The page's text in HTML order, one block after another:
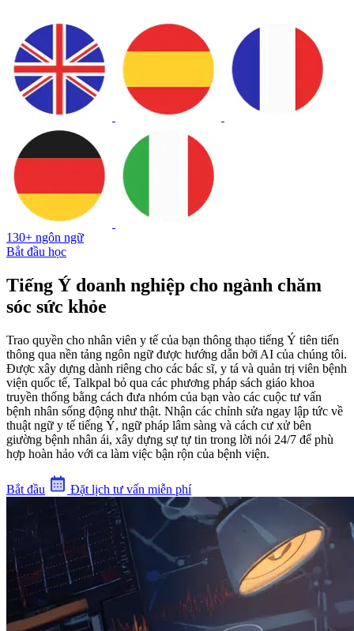
130+ ngôn ngữ
Bắt đầu học
Tiếng Ý doanh nghiệp cho ngành chăm
sóc sức khỏe
Trao quyền cho nhân viên y tế của bạn thông thạo tiếng Ý tiên tiến
thông qua nền tảng ngôn ngữ được hướng dẫn bởi AI của chúng tôi.
Được xây dựng dành riêng cho các bác sĩ, y tá và quản trị viên bệnh
viện quốc tế, Talkpal bỏ qua các phương pháp sách giáo khoa
truyền thống bằng cách đưa nhóm của bạn vào các cuộc tư vấn
bệnh nhân sống động như thật. Nhận các chỉnh sửa ngay lập tức về
thuật ngữ y tế tiếng Ý, ngữ pháp lâm sàng và cách cư xử bên
giường bệnh nhân ái, xây dựng sự tự tin trong lời nói 24/7 để phù
hợp hoàn hảo với ca làm việc bận rộn của bệnh viện.
Bắt đầu Đặt lịch tư vấn miễn phí